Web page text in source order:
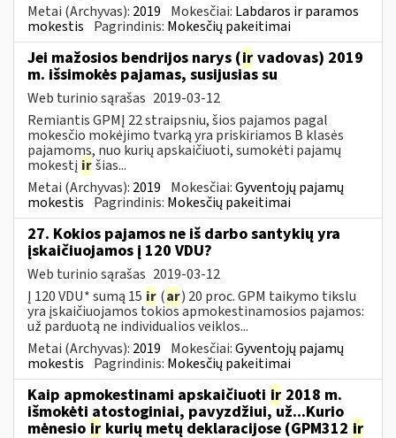
Metai (Archyvas): 2019 Mokesčiai: Labdaros ir paramos
mokestis Pagrindinis: Mokesčių pakeitimai
Jei mažosios bendrijos narys (ir vadovas) 2019
m. išsimokės pajamas, susijusias su
Web turinio sąrašas 2019-03-12
Remiantis GPMĮ 22 straipsniu, šios pajamos pagal
mokesčio mokėjimo tvarką yra priskiriamos B klasės
pajamoms, nuo kurių apskaičiuoti, sumokėti pajamų
mokestį iršias...
Metai (Archyvas): 2019 Mokesčiai:Gyventojų pajamų
mokestis Pagrindinis: Mokesčių pakeitimai
27. Kokios pajamos ne iš darbo santykių yra
įskaičiuojamos į 120 VDU?
Web turinio sąrašas 2019-03-12
Į 120 VDU* sumą 15 ir (ar) 20 proc. GPM taikymo tikslu
yra įskaičiuojamos tokios apmokestinamosios pajamos:
už parduotą ne individualios veiklos...
Metai (Archyvas): 2019 Mokesčiai:Gyventojų pajamų
mokestis Pagrindinis: Mokesčių pakeitimai
Kaip apmokestinami apskaičiuoti ir 2018 m.
išmokėti atostoginiai, pavyzdžiui, už...Kurio
mėnesio ir kurių metų deklaracijose (GPM312 ir